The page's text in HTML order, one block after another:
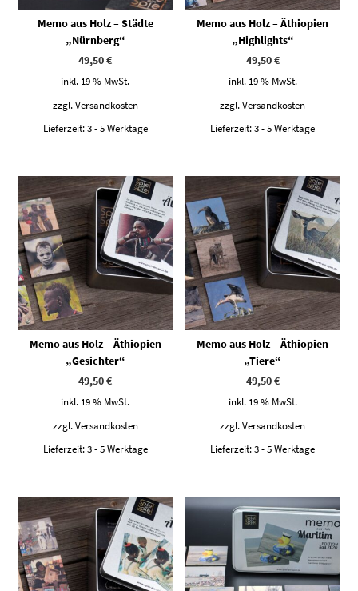
Memo aus Holz – Städte
„Nürnberg“
49,50€
inkl. 19 % MwSt.
zzgl. Versandkosten
Lieferzeit: 3 - 5 Werktage
Memo aus Holz – Äthiopien
„Highlights“
49,50€
inkl. 19 % MwSt.
zzgl.Versandkosten
Lieferzeit:3 - 5 Werktage
Memo aus Holz – Äthiopien
„Gesichter“
49,50€
inkl. 19 % MwSt.
zzgl. Versandkosten
Lieferzeit: 3 - 5 Werktage
Memo aus Holz – Äthiopien
„Tiere“
49,50€
inkl. 19 % MwSt.
zzgl.Versandkosten
Lieferzeit:3 - 5 Werktage